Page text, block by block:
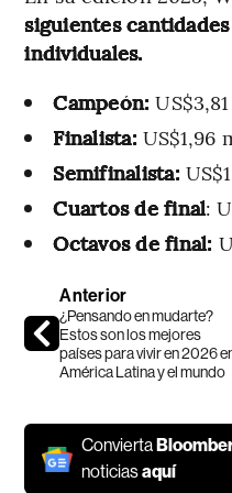
siguientes
individuales.
Campeón:
Finalista: US$1,96
Semifinalista:
Cuartos de final:
Octavos de final:
Anterior
¿Pensando en mudarte?
Estos son los mejores
países para vivir en 2026
América Latina y el mundo
Convierta
noticiasaquí